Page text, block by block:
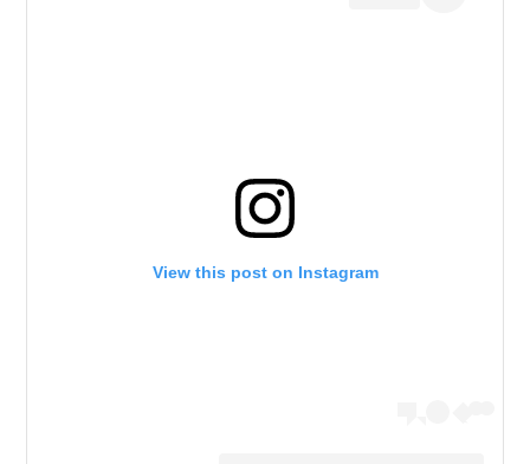
View this post on Instagram